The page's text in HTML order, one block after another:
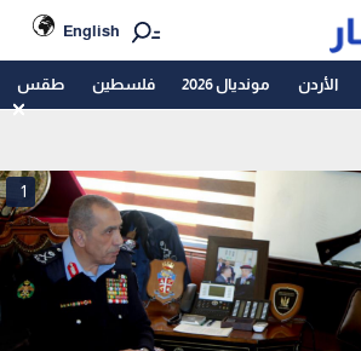
English
الأردن مونديال 2026 فلسطين طقس
1